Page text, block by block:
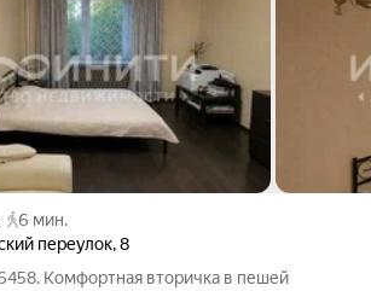
6 мин.
переулок,8
Комфортная вторичка в пешей